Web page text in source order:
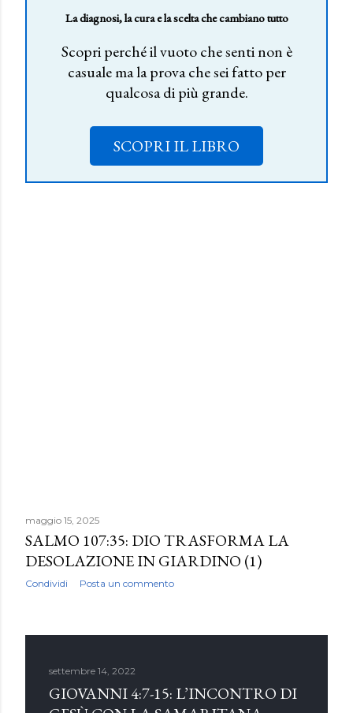
La diagnosi, la cura e la scelta che cambiano tutto
Scopri perché il vuoto che senti non è
casuale ma la prova che sei fatto per
qualcosa di più grande.
SCOPRI IL LIBRO
maggio 15, 2025
SALMO 107:35: DIO TRASFORMA LA
DESOLAZIONE IN GIARDINO (1)
Condividi Posta un commento
settembre 14, 2022
GIOVANNI 4:7-15: L’INCONTRO DI